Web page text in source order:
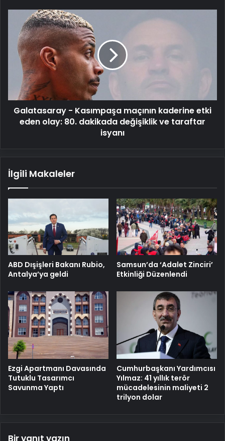
Galatasaray
Kasımpaşa
maçının
kaderine
eden
olay:
80.
dakikada
değişiklik
Galatasaray - Kasımpaşa maçının kaderine etki
eden olay: 80. dakikada değişiklik ve taraftar
isyanı
İlgili Makaleler
ABD Dışişleri Bakanı Rubio,
Antalya’ya geldi
Samsun’da ‘Adalet Zinciri’
Etkinliği Düzenlendi
Ezgi Apartmanı Davasında
Tutuklu Tasarımcı
Savunma Yaptı
Cumhurbaşkanı Yardımcısı
Yılmaz: 41 yıllık terör
mücadelesinin maliyeti 2
trilyon dolar
Bir yanıt yazın